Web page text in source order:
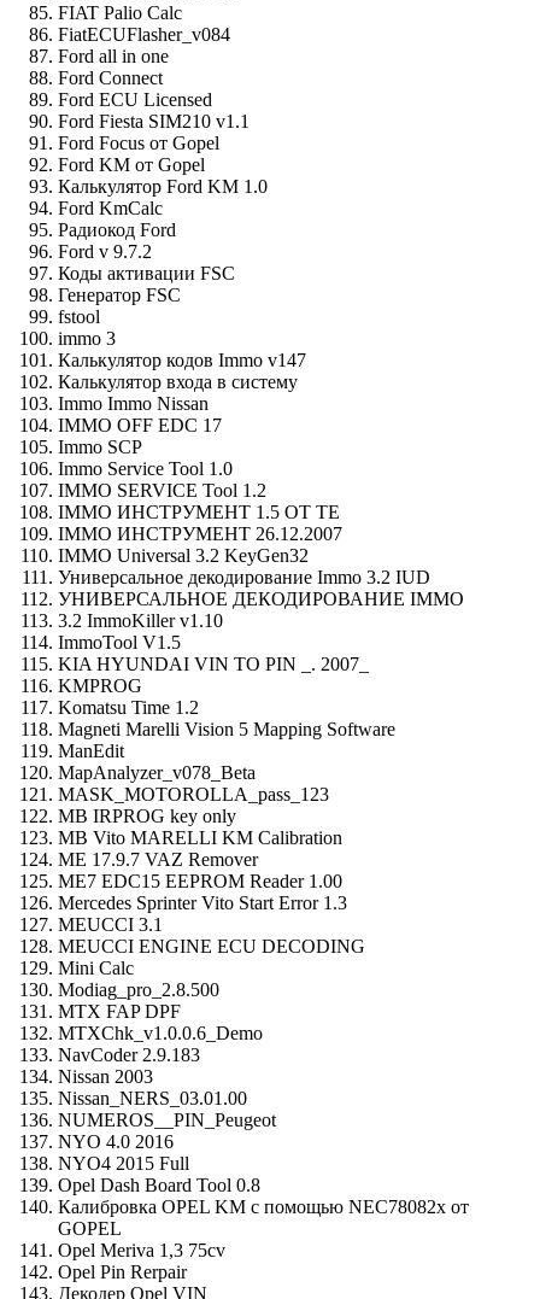
FIAT Palio Calc
FiatECUFlasher_v084
Ford all in one
Ford Connect
Ford ECU Licensed
Ford Fiesta SIM210 v1.1
Ford Focus от Gopel
Ford KM от Gopel
Калькулятор Ford KM 1.0
Ford KmCalc
Радиокод Ford
Ford v 9.7.2
Коды активации FSC
Генератор FSC
fstool
immo 3
Калькулятор кодов Immo v147
Калькулятор входа в систему
Immo Immo Nissan
IMMO OFF EDC 17
Immo SCP
Immo Service Tool 1.0
IMMO SERVICE Tool 1.2
IMMO ИНСТРУМЕНТ 1.5 ОТ TE
IMMO ИНСТРУМЕНТ 26.12.2007
IMMO Universal 3.2 KeyGen32
Универсальное декодирование Immo 3.2 IUD
УНИВЕРСАЛЬНОЕ ДЕКОДИРОВАНИЕ IMMO
3.2 ImmoKiller v1.10
ImmoTool V1.5
KIA HYUNDAI VIN TO PIN _. 2007_
KMPROG
Komatsu Time 1.2
Magneti Marelli Vision 5 Mapping Software
ManEdit
MapAnalyzer_v078_Beta
MASK_MOTOROLLA_pass_123
MB IRPROG key only
MB Vito MARELLI KM Calibration
ME 17.9.7 VAZ Remover
ME7 EDC15 EEPROM Reader 1.00
Mercedes Sprinter Vito Start Error 1.3
MEUCCI 3.1
MEUCCI ENGINE ECU DECODING
Mini Calc
Modiag_pro_2.8.500
MTX FAP DPF
MTXChk_v1.0.0.6_Demo
NavCoder 2.9.183
Nissan 2003
Nissan_NERS_03.01.00
NUMEROS__PIN_Peugeot
NYO 4.0 2016
NYO4 2015 Full
Opel Dash Board Tool 0.8
Калибровка OPEL KM с помощью NEC78082x от
GOPEL
Opel Meriva 1,3 75cv
Opel Pin Rerpair
Декодер Opel VIN